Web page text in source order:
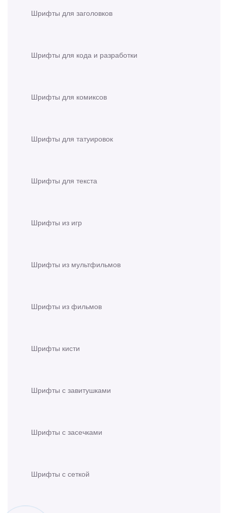
Шрифты для заголовков
Шрифты для кода и разработки
Шрифты для комиксов
Шрифты для татуировок
Шрифты для текста
Шрифты из игр
Шрифты из мультфильмов
Шрифты из фильмов
Шрифты кисти
Шрифты с завитушками
Шрифты с засечками
Шрифты с сеткой